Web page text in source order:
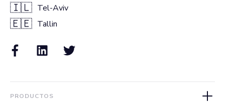
🇮🇱 Tel-Aviv
🇪🇪 Tallin
PRODUCTOS